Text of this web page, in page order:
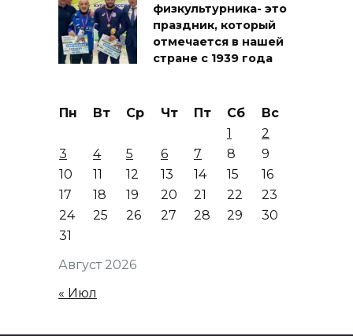
физкультурника- это
праздник, который
отмечается в нашей
стране с 1939 года
Август 2026
Пн Вт Ср Чт Пт Сб
Вс
1
2
3
4 5 6 7 8
9
10
11 12 13 14 15
16
17
18 19 20 21 22
23
24
25 26 27 28 29
30
31
« Июл